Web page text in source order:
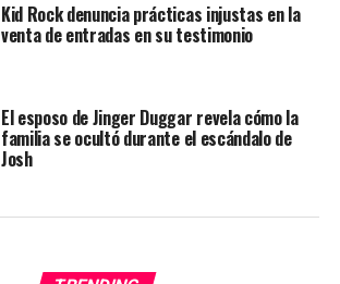
Kid Rock denuncia prácticas injustas en la
venta de entradas en su testimonio
El esposo de Jinger Duggar revela cómo la
familia se ocultó durante el escándalo de
Josh